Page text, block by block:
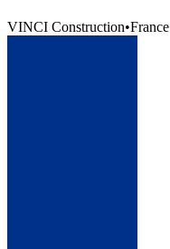
VINCI Construction•France